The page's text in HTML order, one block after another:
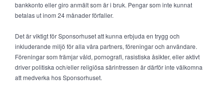
bankkonto eller giro anmält som är i bruk. Pengar som inte kunnat
betalas ut inom 24 månader förfaller.
Det är viktigt för Sponsorhuset att kunna erbjuda en trygg och
inkluderande miljö för alla våra partners, föreningar och användare.
Föreningar som främjar våld, pornografi, rasistiska åsikter, eller aktivt
driver politiska och/eller religiösa särintressen är därför inte välkomna
att medverka hos Sponsorhuset.